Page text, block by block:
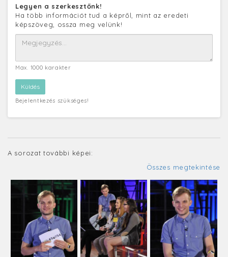
Legyen a szerkesztőnk!
Ha több információt tud a képről, mint az eredeti
képszöveg, ossza meg velünk!
Max. 1000 karakter
Bejelentkezés szükséges!
A sorozat további képei:
Összes megtekintése